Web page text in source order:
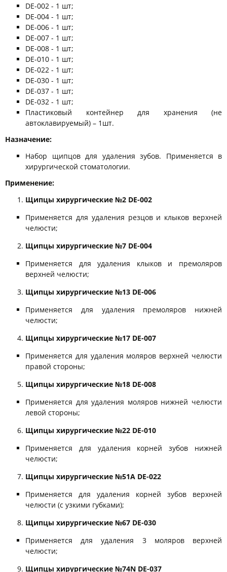
DE-002 - 1 шт;
DE-004 - 1 шт;
DE-006 - 1 шт;
DE-007 - 1 шт;
DE-008 - 1 шт;
DE-010 - 1 шт;
DE-022 - 1 шт;
DE-030 - 1 шт;
DE-037 - 1 шт;
DE-032 - 1 шт;
Пластиковый контейнер для хранения (не
автоклавируемый) – 1шт.
Назначение:
Набор щипцов для удаления зубов. Применяется в
хирургической стоматологии.
Применение:
Щипцы хирургические №2 DE-002
Применяется для удаления резцов и клыков верхней
челюсти;
Щипцы хирургические №7 DE-004
Применяется для удаления клыков и премоляров
верхней челюсти;
Щипцы хирургические №13 DE-006
Применяется для удаления премоляров нижней
челюсти;
Щипцы хирургические №17 DE-007
Применяется для удаления моляров верхней челюсти
правой стороны;
Щипцы хирургические №18 DE-008
Применяется для удаления моляров нижней челюсти
левой стороны;
Щипцы хирургические №22 DE-010
Применяется для удаления корней зубов нижней
челюсти;
Щипцы хирургические №51A DE-022
Применяется для удаления корней зубов верхней
челюсти (с узкими губками);
Щипцы хирургические №67 DE-030
Применяется для удаления 3 моляров верхней
челюсти;
Щипцы хирургические №74N DE-037